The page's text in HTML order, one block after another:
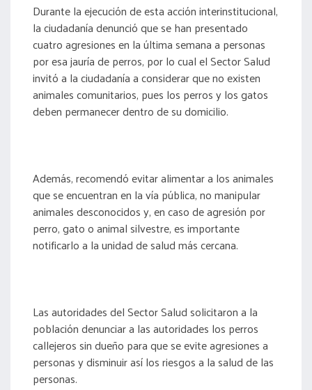
Durante la ejecución de esta acción interinstitucional,
la ciudadanía denunció que se han presentado
cuatro agresiones en la última semana a personas
por esa jauría de perros, por lo cual el Sector Salud
invitó a la ciudadanía a considerar que no existen
animales comunitarios, pues los perros y los gatos
deben permanecer dentro de su domicilio.
Además, recomendó evitar alimentar a los animales
que se encuentran en la vía pública, no manipular
animales desconocidos y, en caso de agresión por
perro, gato o animal silvestre, es importante
notificarlo a la unidad de salud más cercana.
Las autoridades del Sector Salud solicitaron a la
población denunciar a las autoridades los perros
callejeros sin dueño para que se evite agresiones a
personas y disminuir así los riesgos a la salud de las
personas.